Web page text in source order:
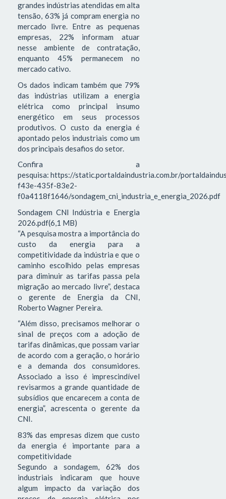
grandes indústrias atendidas em alta
tensão, 63% já compram energia no
mercado livre. Entre as pequenas
empresas, 22% informam atuar
nesse ambiente de contratação,
enquanto 45% permanecem no
mercado cativo.
Os dados indicam também que 79%
das indústrias utilizam a energia
elétrica como principal insumo
energético em seus processos
produtivos. O custo da energia é
apontado pelos industriais como um
dos principais desafios do setor.
Confira a
pesquisa: https://static.portaldaindustria.com.br/
f43e-435f-83e2-
f0a4118f1646/sondagem_cni_industria_e_energia_2026.pdf
Sondagem CNI Indústria e Energia
2026.pdf(6,1 MB)
“A pesquisa mostra a importância do
custo da energia para a
competitividade da indústria e que o
caminho escolhido pelas empresas
para diminuir as tarifas passa pela
migração ao mercado livre”, destaca
o gerente de Energia da CNI,
Roberto Wagner Pereira.
“Além disso, precisamos melhorar o
sinal de preços com a adoção de
tarifas dinâmicas, que possam variar
de acordo com a geração, o horário
e a demanda dos consumidores.
Associado a isso é imprescindível
revisarmos a grande quantidade de
subsídios que encarecem a conta de
energia”, acrescenta o gerente da
CNI.
83% das empresas dizem que custo
da energia é importante para a
competitividade
Segundo a sondagem, 62% dos
industriais indicaram que houve
algum impacto da variação dos